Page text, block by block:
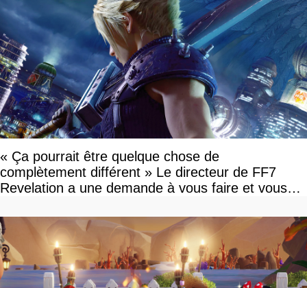
« Ça pourrait être quelque chose de
complètement différent » Le directeur de FF7
Revelation a une demande à vous faire et vous